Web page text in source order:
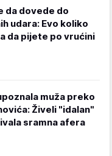
da dovede do
udara: Evo koliko
da pijete po vrućini
muža preko
Živeli "idalan"
sramna afera